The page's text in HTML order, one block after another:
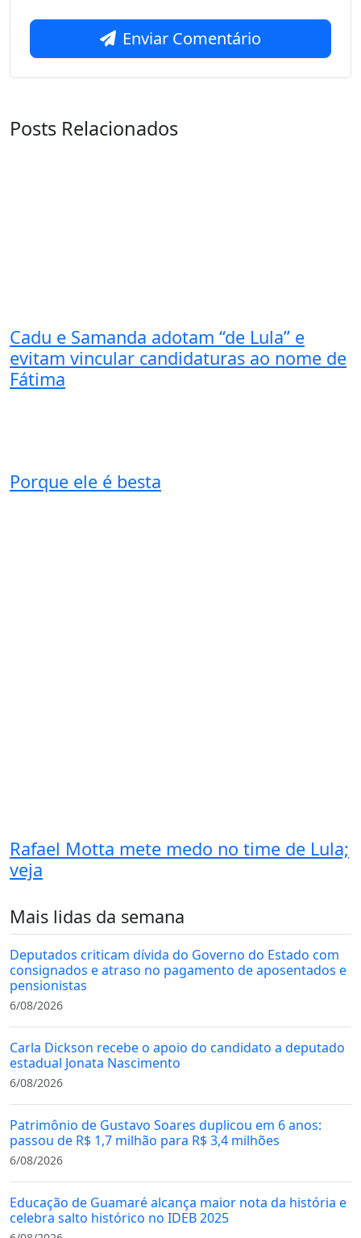
Enviar Comentário
Posts Relacionados
Cadu e Samanda adotam “de Lula” e
evitam vincular candidaturas ao nome de
Fátima
Porque ele é besta
Rafael Motta mete medo no time de Lula;
veja
Mais lidas da semana
Deputados criticam dívida do Governo do Estado com
consignados e atraso no pagamento de aposentados e
pensionistas
6/08/2026
Carla Dickson recebe o apoio do candidato a deputado
estadual Jonata Nascimento
6/08/2026
Patrimônio de Gustavo Soares duplicou em 6 anos:
passou de R$ 1,7 milhão para R$ 3,4 milhões
6/08/2026
Educação de Guamaré alcança maior nota da história e
celebra salto histórico no IDEB 2025